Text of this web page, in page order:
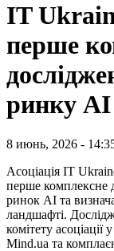
IT
перше
ринку AI
8 июнь, 2026 -
Асоціація IT
перше комплексне
ринок AI та
ландшафті.
комітету
Mind.ua та